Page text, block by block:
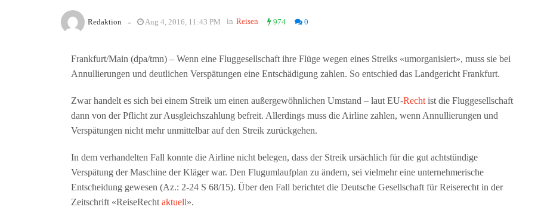
Redaktion - Aug 4, 2016, 11:43 PM in Reisen 974 0
Frankfurt/Main (dpa/tmn) – Wenn eine Fluggesellschaft ihre Flüge wegen eines Streiks «umorganisiert», muss sie bei
Annullierungen und deutlichen Verspätungen eine Entschädigung zahlen. So entschied das Landgericht Frankfurt.
Zwar handelt es sich bei einem Streik um einen außergewöhnlichen Umstand – laut EU-Rechtist die Fluggesellschaft
dann von der Pflicht zur Ausgleichszahlung befreit. Allerdings muss die Airline zahlen, wenn Annullierungen und
Verspätungen nicht mehr unmittelbar auf den Streik zurückgehen.
In dem verhandelten Fall konnte die Airline nicht belegen, dass der Streik ursächlich für die gut achtstündige
Verspätung der Maschine der Kläger war. Den Flugumlaufplan zu ändern, sei vielmehr eine unternehmerische
Entscheidung gewesen (Az.: 2-24 S 68/15). Über den Fall berichtet die Deutsche Gesellschaft für Reiserecht in der
Zeitschrift «ReiseRecht aktuell».